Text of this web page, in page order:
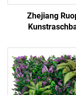
Zhejiang